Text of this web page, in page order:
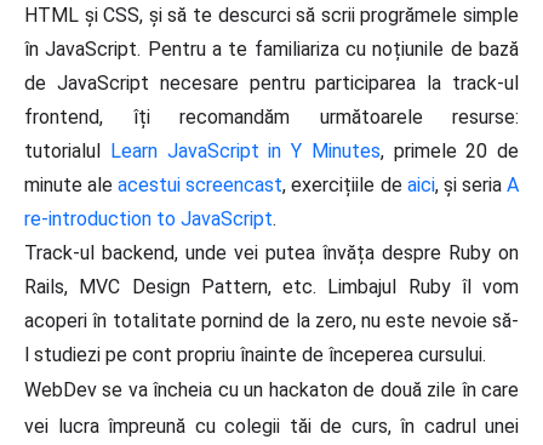
HTML și CSS, și să te descurci să scrii progrămele simple
în JavaScript. Pentru a te familiariza cu noțiunile de bază
de JavaScript necesare pentru participarea la track-ul
frontend, îți recomandăm următoarele resurse:
tutorialul Learn JavaScript in Y Minutes, primele 20 de
minute aleacestui screencast, exercițiile de aici, și seriaA
re-introduction to JavaScript.
Track-ul backend, unde vei putea învăța despre Ruby on
Rails, MVC Design Pattern, etc. Limbajul Ruby îl vom
acoperi în totalitate pornind de la zero, nu este nevoie să-
l studiezi pe cont propriu înainte de începerea cursului.
WebDev se va încheia cu un hackaton de două zile în care
vei lucra împreună cu colegii tăi de curs, în cadrul unei